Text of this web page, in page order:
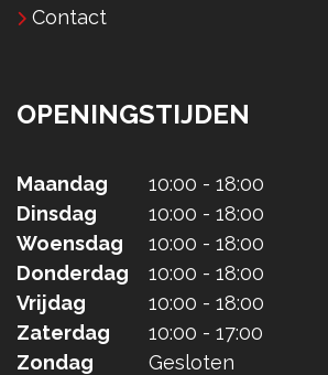
Contact
OPENINGSTIJDEN
Maandag
10:00 - 18:00
Dinsdag
10:00 - 18:00
Woensdag
10:00 - 18:00
Donderdag
10:00 - 18:00
Vrijdag
10:00 - 18:00
Zaterdag
10:00 - 17:00
Zondag
Gesloten